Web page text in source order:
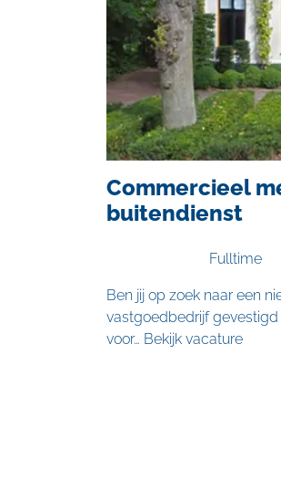
Commercieel
buitendienst
Fulltime
Ben jij op zoek naar een
vastgoedbedrijf
voor… Bekijk vacature